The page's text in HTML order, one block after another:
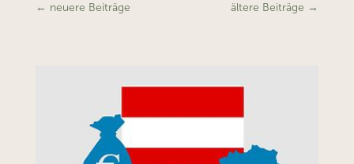
← neuere Beiträge ältere Beiträge →